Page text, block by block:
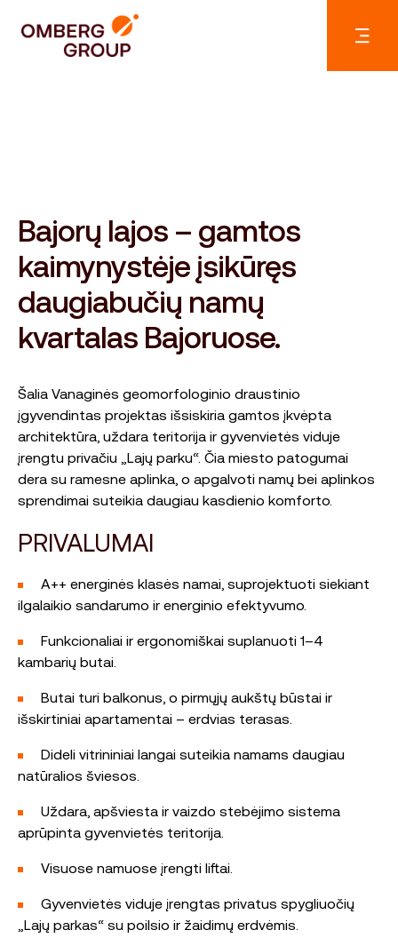
Bajorų lajos – gamtos
kaimynystėje įsikūręs
daugiabučių namų
kvartalas Bajoruose.
Šalia Vanaginės geomorfologinio draustinio
įgyvendintas projektas išsiskiria gamtos įkvėpta
architektūra, uždara teritorija ir gyvenvietės viduje
įrengtu privačiu „Lajų parku“. Čia miesto patogumai
dera su ramesne aplinka, o apgalvoti namų bei aplinkos
sprendimai suteikia daugiau kasdienio komforto.
PRIVALUMAI
A++ energinės klasės namai, suprojektuoti siekiant
ilgalaikio sandarumo ir energinio efektyvumo.
Funkcionaliai ir ergonomiškai suplanuoti 1–4
kambarių butai.
Butai turi balkonus, o pirmųjų aukštų būstai ir
išskirtiniai apartamentai – erdvias terasas.
Dideli vitrininiai langai suteikia namams daugiau
natūralios šviesos.
Uždara, apšviesta ir vaizdo stebėjimo sistema
aprūpinta gyvenvietės teritorija.
Visuose namuose įrengti liftai.
Gyvenvietės viduje įrengtas privatus spygliuočių
„Lajų parkas“ su poilsio ir žaidimų erdvėmis.